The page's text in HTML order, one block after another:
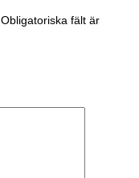
Obligatoriska fält är